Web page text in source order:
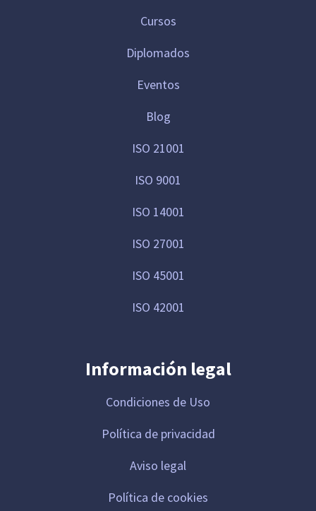
Cursos
Diplomados
Eventos
Blog
ISO 21001
ISO 9001
ISO 14001
ISO 27001
ISO 45001
ISO 42001
Información legal
Condiciones de Uso
Política de privacidad
Aviso legal
Política de cookies